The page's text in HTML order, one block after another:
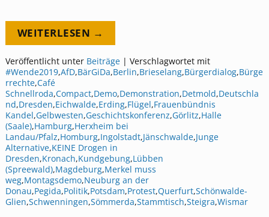
WEITERLESEN →
Veröffentlicht unter Beiträge| Verschlagwortet mit
#Wende2019,AfD,BärGiDa,Berlin,Brieselang,Bürgerdialog,Bürge
rrechte,Café
Schnellroda,Compact,Demo,Demonstration,Detmold,Deutschla
nd,Dresden,Eichwalde,Erding,Flügel,Frauenbündnis
Kandel,Gelbwesten,Geschichtskonferenz,Görlitz,Halle
(Saale),Hamburg,Herxheim bei
Landau/Pfalz,Homburg,Ingolstadt,Jänschwalde,Junge
Alternative,KEINE Drogen in
Dresden,Kronach,Kundgebung,Lübben
(Spreewald),Magdeburg,Merkel muss
weg,Montagsdemo,Neuburg an der
Donau,Pegida,Politik,Potsdam,Protest,Querfurt,Schönwalde-
Glien,Schwenningen,Sömmerda,Stammtisch,Steigra,Wismar